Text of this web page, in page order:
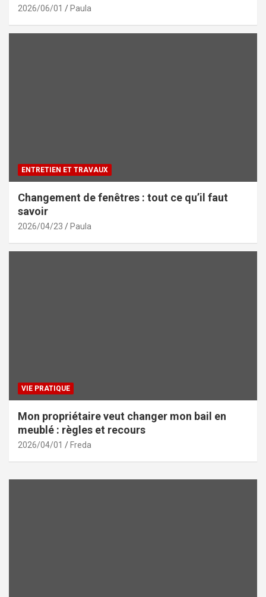
2026/06/01 Paula
ENTRETIEN ET TRAVAUX
Changement de fenêtres : tout ce qu’il faut
savoir
2026/04/23 Paula
VIE PRATIQUE
Mon propriétaire veut changer mon bail en
meublé : règles et recours
2026/04/01 Freda